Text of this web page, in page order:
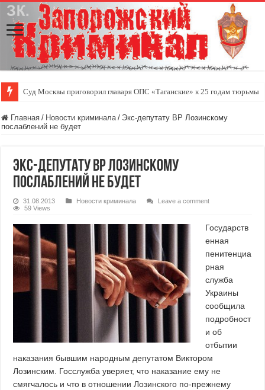
Суд Москвы приговорил главаря ОПС «Таганские» к 25 годам тюрьмы
Главная / Новости криминала / Экс-депутату ВР Лозинскому
послаблений не будет
Экс-депутату ВР Лозинскому
послаблений не будет
31.08.2013 Новости криминала
Leave a comment
59 Views
Государств
енная
пенитенциа
рная
служба
Украины
сообщила
подробност
и об
отбытии
наказания бывшим народным депутатом Виктором
Лозинским. Госслужба уверяет, что наказание ему не
смягчалось и что в отношении Лозинского по-прежнему